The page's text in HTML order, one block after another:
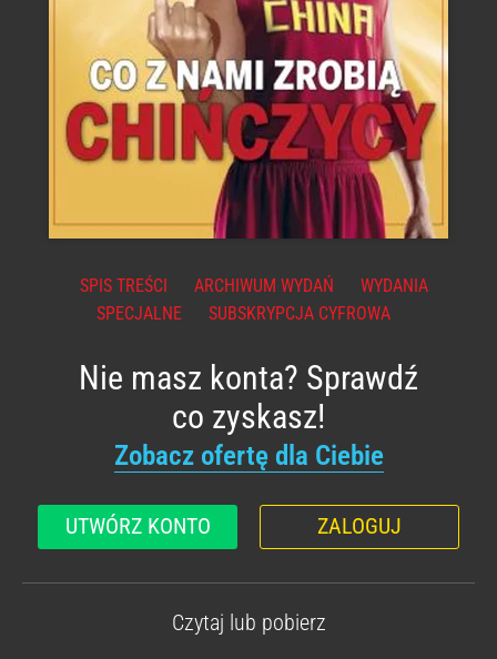
SPIS TREŚCI ARCHIWUM WYDAŃ
WYDANIA
SPECJALNE
SUBSKRYPCJA CYFROWA
Nie masz konta? Sprawdź
co zyskasz!
Zobacz ofertę dla Ciebie
UTWÓRZ KONTO ZALOGUJ
Czytaj lub pobierz